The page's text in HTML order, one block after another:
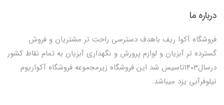
درباره ما
فروشگاه آکوا ریف باهدف دسترسی راحت تر مشتریان و فروش
گسترده تر آبزیان و لوازم پرورش و نگهداری آبزیان به تمام نقاط کشور
درسال1403تاسیس شد این فروشگاه زیرمجموعه فروشگاه آکواریوم
نیلوفرآبی یزد میباشد.